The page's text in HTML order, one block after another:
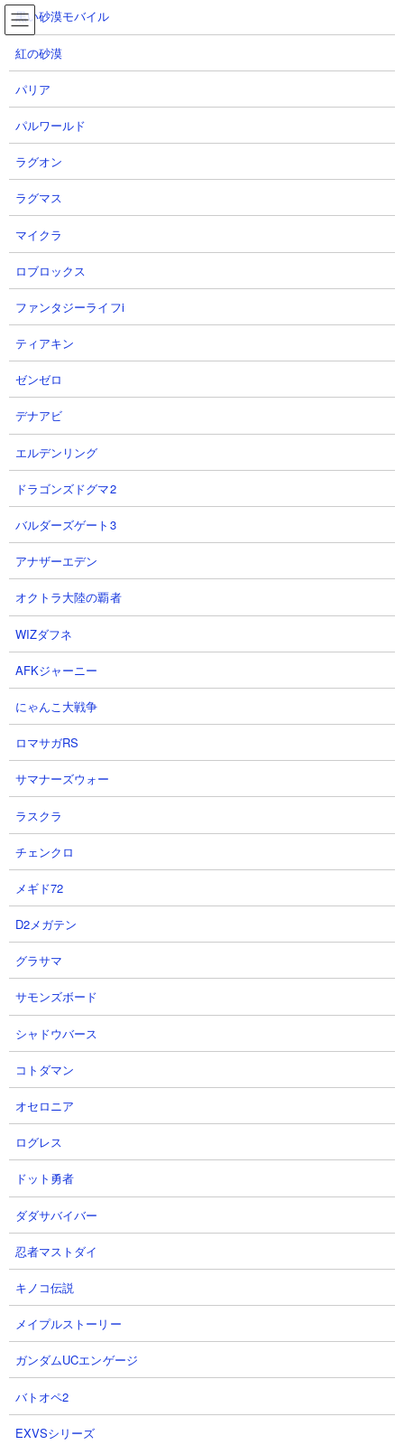
コ
ン
ナ
ビ
BLEACH Brave Souls
TOP ブレソル
ブログとまとめサイトのRSSプログラム変更2026-06-19
ロブロックスのページを追加しました
ブレソルのYouTube配信者の最新動画
ブレソルのYouTube配信者さん達の動画を、投稿が新しい順に12件まで
【データ取得日時(キャッシュ)】2026.08.06 20:26:00
【ブレソル・ガチャ】このハゲぇ
ぇ!! 千年血戦篇ガチャー因縁
ー!! 【BLEACH Brave Souls】 #
千年血戦篇 #ガチャ #bleach #ブ
1
技1スンスン メイン グループバト
クリア動画 8/4~8/6 #ブレソル#グ
2
黒い砂漠モバイル
紅の砂漠
パリア
パルワールド
ラグオン
ラグマス
マイクラ
ロブロックス
ファンタジーライフi
ティアキン
ゼンゼロ
デナアビ
エルデンリング
ドラゴンズドグマ2
バルダーズゲート3
アナザーエデン
オクトラ大陸の覇者
WIZダフネ
AFKジャーニー
にゃんこ大戦争
ロマサガRS
サマナーズウォー
ラスクラ
チェンクロ
メギド72
D2メガテン
グラサマ
サモンズボード
シャドウバース
コトダマン
オセロニア
ログレス
ドット勇者
ダダサバイバー
忍者マストダイ
キノコ伝説
メイプルストーリー
ガンダムUCエンゲージ
バトオペ2
EXVSシリーズ